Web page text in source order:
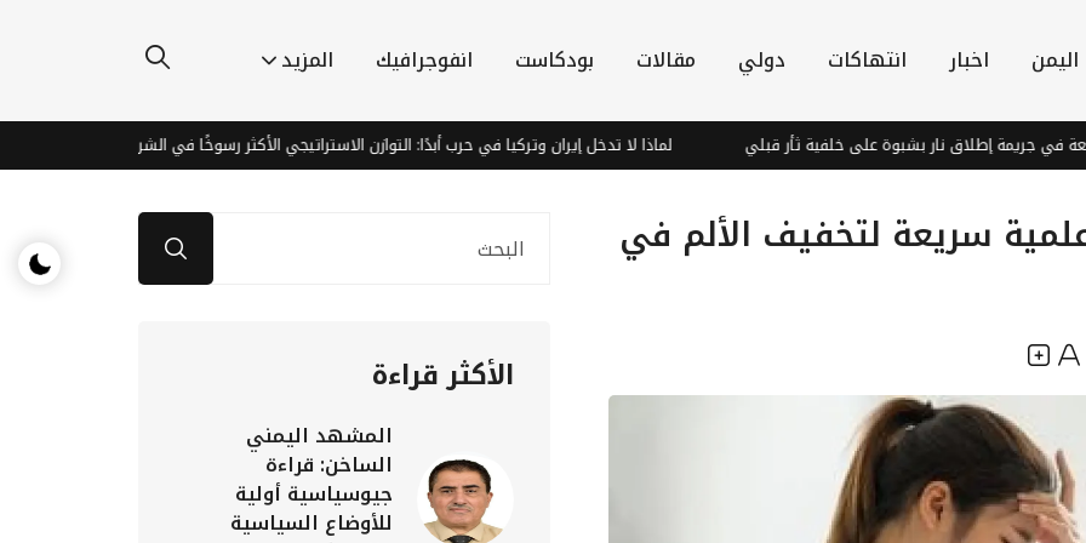
اليمن اخبار انتهاكات دولي مقالات بودكاست انفوجرافيك المزيد
جريمة إطلاق نار بشبوة على خلفية ثأر قبلي لماذا لا تدخل إيران وتركيا في حرب أبدًا: التوازن الاستراتيجي الأكثر رسوخًا في الشرق الأوسط
التوتر: 9 حيل علمية سريعة لتخفيف الألم في
الأكثر قراءة
المشهد اليمني
الساخن: قراءة
جيوسياسية أولية
للأوضاع السياسية